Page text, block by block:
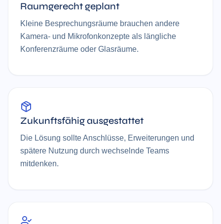
Raumgerecht geplant
Kleine Besprechungsräume brauchen andere
Kamera- und Mikrofonkonzepte als längliche
Konferenzräume oder Glasräume.
Zukunftsfähig ausgestattet
Die Lösung sollte Anschlüsse, Erweiterungen und
spätere Nutzung durch wechselnde Teams
mitdenken.